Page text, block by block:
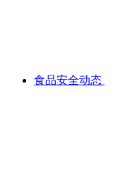
食品安全动态